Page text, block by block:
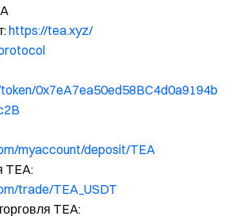
https://tea.xyz/
0x7eA7ea50ed58BC4d0a9194b
myaccount/deposit/TEA
TEA:
trade/TEA_USDT
TEA: